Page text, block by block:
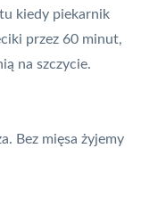
kiedy piekarnik
przez 60 minut,
na szczycie.
Bez mięsa żyjemy